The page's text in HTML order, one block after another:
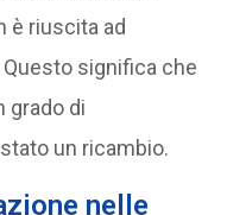
è riuscita ad
Questo significa che
grado di
un ricambio.
nelle